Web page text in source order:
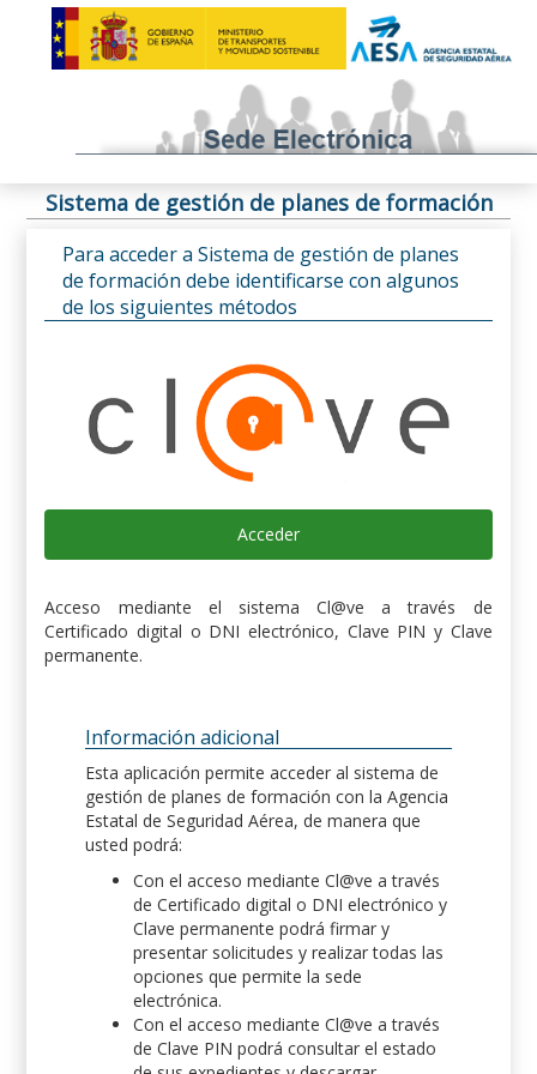
Sistema de gestión de planes de formación
Para acceder a Sistema de gestión de planes
de formación debe identificarse con algunos
de los siguientes métodos
Acceder
Acceso mediante el sistema Cl@ve a través de
Certificado digital o DNI electrónico, Clave PIN y Clave
permanente.
Información adicional
Esta aplicación permite acceder al sistema de
gestión de planes de formación con la Agencia
Estatal de Seguridad Aérea, de manera que
usted podrá:
Con el acceso mediante Cl@ve a través
de Certificado digital o DNI electrónico y
Clave permanente podrá firmar y
presentar solicitudes y realizar todas las
opciones que permite la sede
electrónica.
Con el acceso mediante Cl@ve a través
de Clave PIN podrá consultar el estado